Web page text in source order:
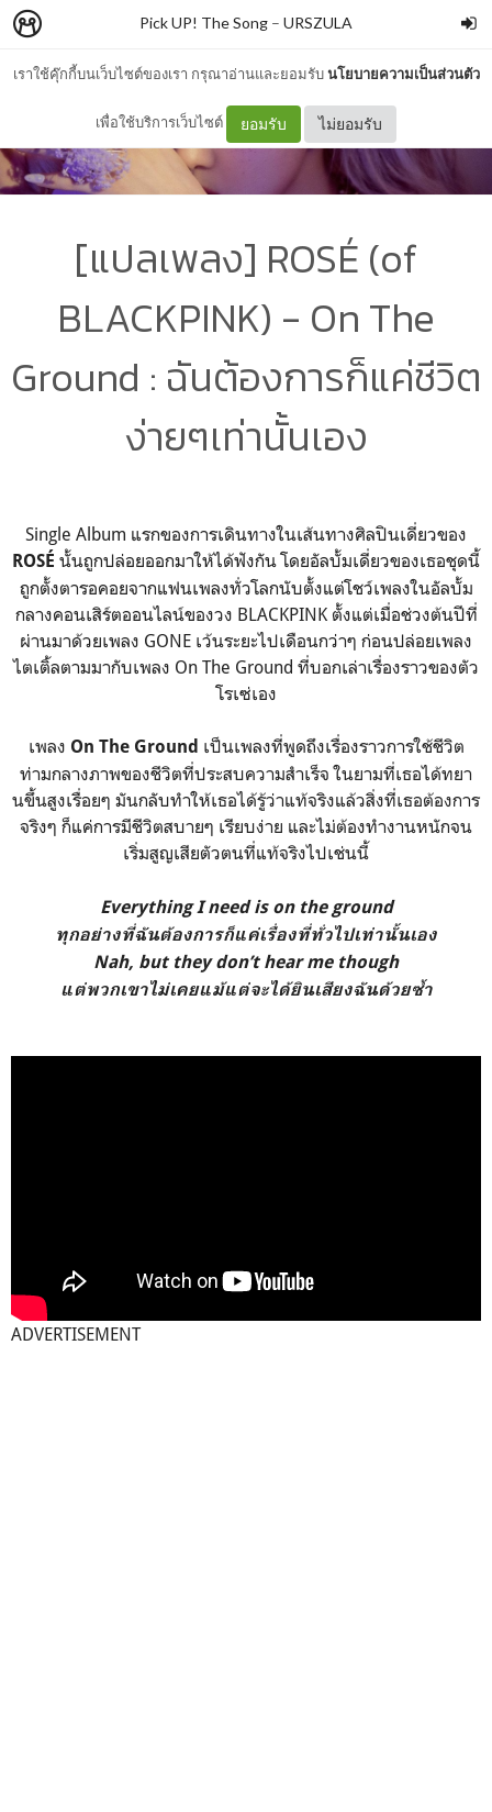
เราใช้คุ๊กกี้บนเว็บไซต์ของเรา กรุณาอ่านและยอมรับนโยบายความเป็นส่วนตัว
เพื่อใช้บริการเว็บไซต์ ยอมรับ ไม่ยอมรับ
Pick UP! The Song – URSZULA
[แปลเพลง] ROSÉ (of
BLACKPINK) - On The
Ground : ฉันต้องการก็แค่ชีวิต
ง่ายๆเท่านั้นเอง
Single Album แรกของการเดินทางในเส้นทางศิลปินเดี่ยวของ
ROSÉ นั้นถูกปล่อยออกมาให้ได้ฟังกัน โดยอัลบั้มเดี่ยวของเธอชุดนี้
ถูกตั้งตารอคอยจากแฟนเพลงทั่วโลกนับตั้งแต่โชว์เพลงในอัลบั้ม
กลางคอนเสิร์ตออนไลน์ของวง BLACKPINK ตั้งแต่เมื่อช่วงต้นปีที่
ผ่านมาด้วยเพลง GONE เว้นระยะไปเดือนกว่าๆ ก่อนปล่อยเพลง
ไตเติ้ลตามมากับเพลง On The Ground ที่บอกเล่าเรื่องราวของตัว
โรเซ่เอง
เพลง On The Ground เป็นเพลงที่พูดถึงเรื่องราวการใช้ชีวิต
ท่ามกลางภาพของชีวิตที่ประสบความสำเร็จ ในยามที่เธอได้ทยา
นขึ้นสูงเรื่อยๆ มันกลับทำให้เธอได้รู้ว่าแท้จริงแล้วสิ่งที่เธอต้องการ
จริงๆ ก็แค่การมีชีวิตสบายๆ เรียบง่าย และไม่ต้องทำงานหนักจน
เริ่มสูญเสียตัวตนที่แท้จริงไปเช่นนี้
Everything I need is on the ground
ทุกอย่างที่ฉันต้องการก็แค่เรื่องที่ทั่วไปเท่านั้นเอง
Nah, but they don’t hear me though
แต่พวกเขาไม่เคยแม้แต่จะได้ยินเสียงฉันด้วยซ้ำ
ADVERTISEMENT